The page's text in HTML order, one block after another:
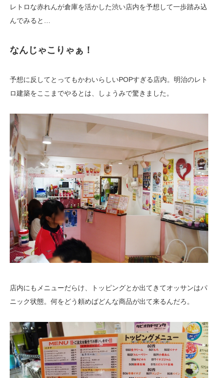
レトロな赤れんが倉庫を活かした渋い店内を予想して一歩踏み込
んでみると…
なんじゃこりゃぁ！
予想に反してとってもかわいらしいPOPすぎる店内。明治のレト
ロ建築をここまでやるとは、しょうみで驚きました。
店内にもメニューだらけ、トッピングとか出てきてオッサンはパ
ニック状態。何をどう頼めばどんな商品が出て来るんだろ。